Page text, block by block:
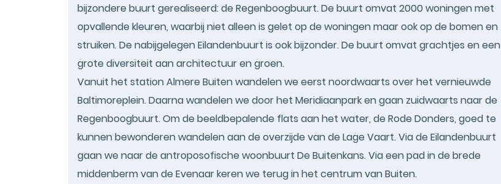
bijzondere buurt gerealiseerd: de Regenboogbuurt. De buurt omvat 2000 woningen met
opvallende kleuren, waarbij niet alleen is gelet op de woningen maar ook op de bomen en
struiken. De nabijgelegen Eilandenbuurt is ook bijzonder. De buurt omvat grachtjes en een
grote diversiteit aan architectuur en groen.
Vanuit het station Almere Buiten wandelen we eerst noordwaarts over het vernieuwde
Baltimoreplein. Daarna wandelen we door het Meridiaanpark en gaan zuidwaarts naar de
Regenboogbuurt. Om de beeldbepalende flats aan het water, de Rode Donders, goed te
kunnen bewonderen wandelen aan de overzijde van de Lage Vaart. Via de Eilandenbuurt
gaan we naar de antroposofische woonbuurt De Buitenkans. Via een pad in de brede
middenberm van de Evenaar keren we terug in het centrum van Buiten.